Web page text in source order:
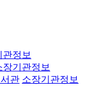
관정보
장기관정보
관 소장기관정보